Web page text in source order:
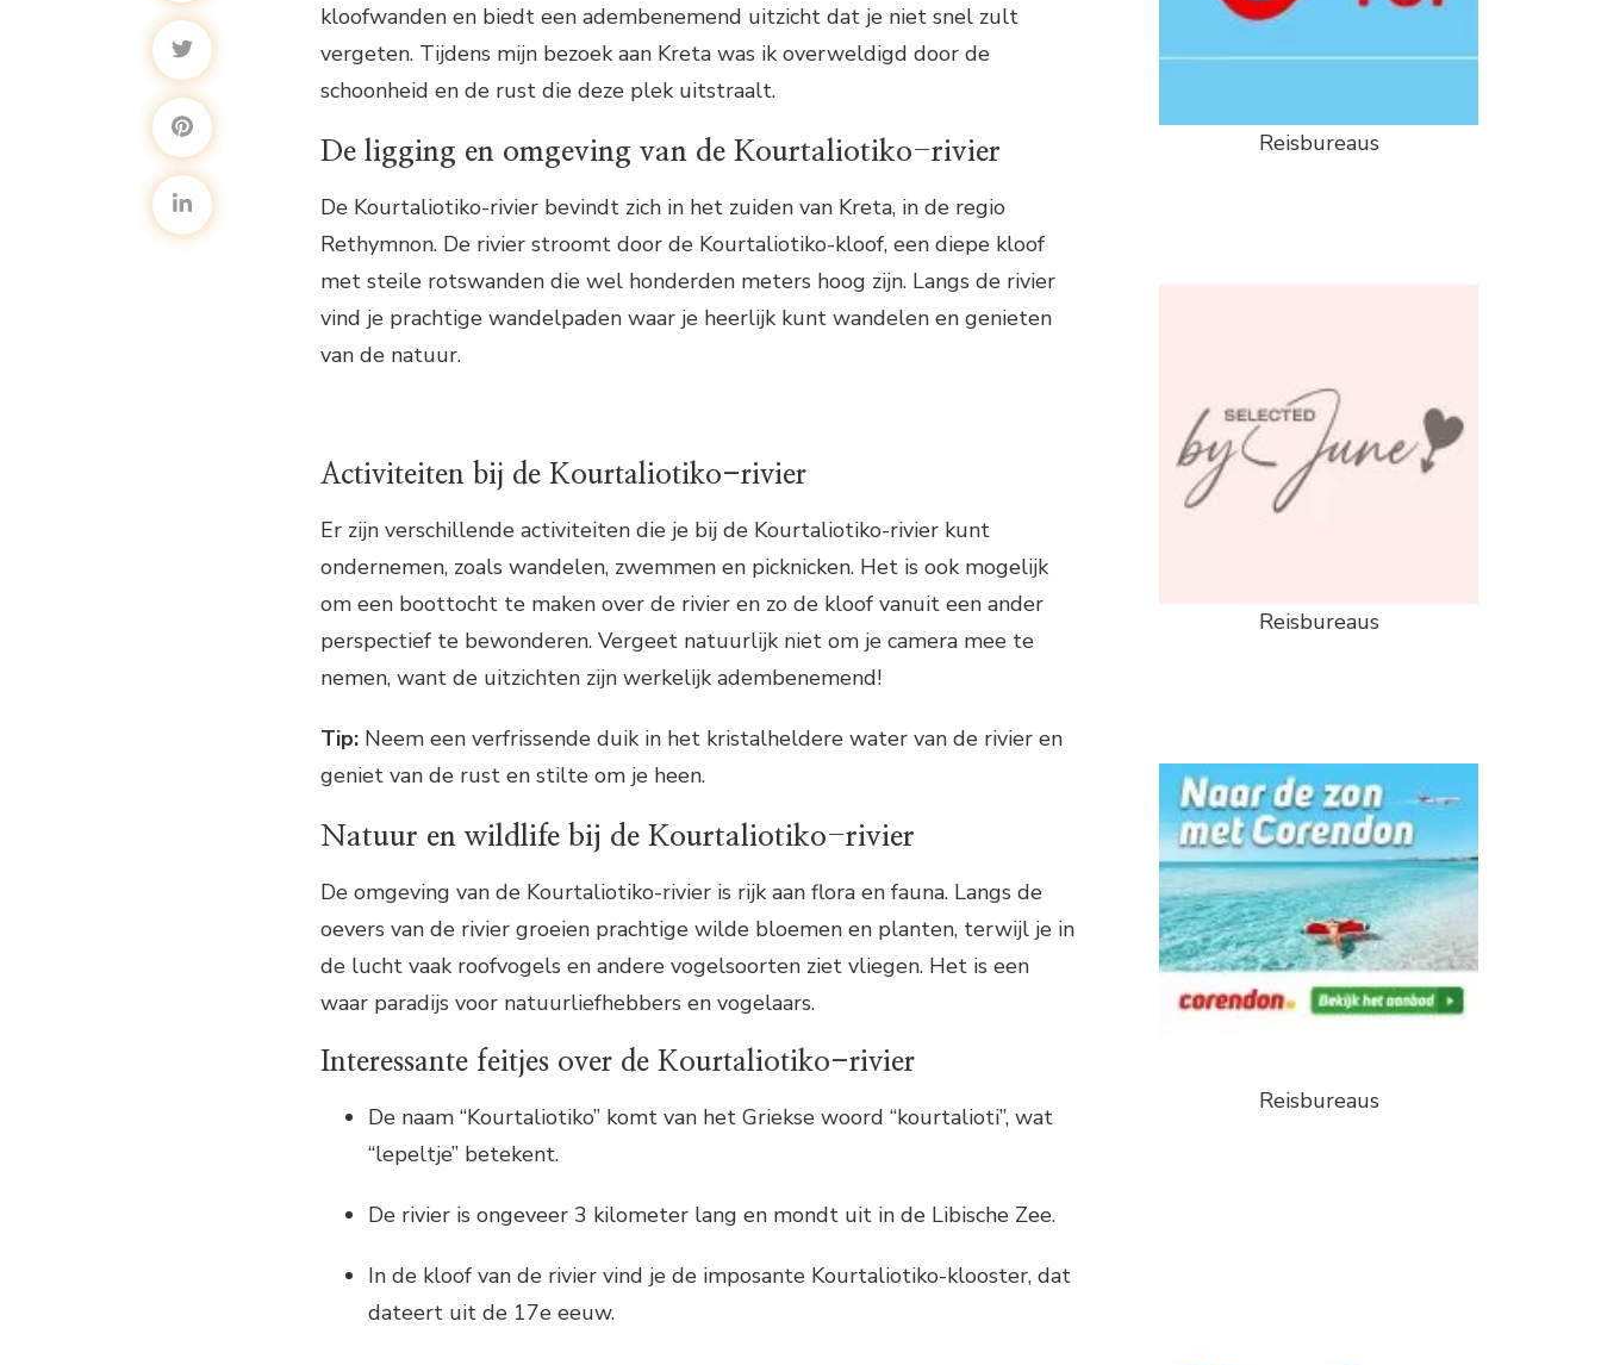
kloofwanden en biedt een adembenemend uitzicht dat je niet snel zult
vergeten. Tijdens mijn bezoek aan Kreta was ik overweldigd door de
schoonheid en de rust die deze plek uitstraalt.
De ligging en omgeving van de Kourtaliotiko-rivier
De Kourtaliotiko-rivier bevindt zich in het zuiden van Kreta, in de regio
Rethymnon. De rivier stroomt door de Kourtaliotiko-kloof, een diepe kloof
met steile rotswanden die wel honderden meters hoog zijn. Langs de rivier
vind je prachtige wandelpaden waar je heerlijk kunt wandelen en genieten
van de natuur.
Activiteiten bij de Kourtaliotiko-rivier
Er zijn verschillende activiteiten die je bij de Kourtaliotiko-rivier kunt
ondernemen, zoals wandelen, zwemmen en picknicken. Het is ook mogelijk
om een boottocht te maken over de rivier en zo de kloof vanuit een ander
perspectief te bewonderen. Vergeet natuurlijk niet om je camera mee te
nemen, want de uitzichten zijn werkelijk adembenemend!
Tip: Neem een verfrissende duik in het kristalheldere water van de rivier en
geniet van de rust en stilte om je heen.
Natuur en wildlife bij de Kourtaliotiko-rivier
De omgeving van de Kourtaliotiko-rivier is rijk aan flora en fauna. Langs de
oevers van de rivier groeien prachtige wilde bloemen en planten, terwijl je in
de lucht vaak roofvogels en andere vogelsoorten ziet vliegen. Het is een
waar paradijs voor natuurliefhebbers en vogelaars.
Interessante feitjes over de Kourtaliotiko-rivier
De naam “Kourtaliotiko” komt van het Griekse woord “kourtalioti”, wat
“lepeltje” betekent.
De rivier is ongeveer 3 kilometer lang en mondt uit in de Libische Zee.
In de kloof van de rivier vind je de imposante Kourtaliotiko-klooster, dat
dateert uit de 17e eeuw.
Reisbureaus
Reisbureaus
Reisbureaus